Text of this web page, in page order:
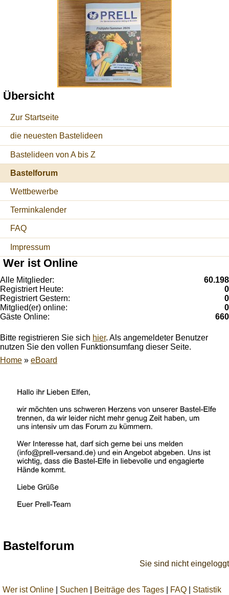
Übersicht
Zur Startseite
die neuesten Bastelideen
Bastelideen von A bis Z
Bastelforum
Wettbewerbe
Terminkalender
FAQ
Impressum
Wer ist Online
Alle Mitglieder:
60.198
Registriert Heute:
0
Registriert Gestern:
0
Mitglied(er) online:
0
Gäste Online:
660
Bitte registrieren Sie sich hier. Als angemeldeter Benutzer
nutzen Sie den vollen Funktionsumfang dieser Seite.
Home » eBoard
Bastelforum
Sie sind nicht eingeloggt
Wer ist Online Suchen Beiträge des Tages FAQ
Statistik